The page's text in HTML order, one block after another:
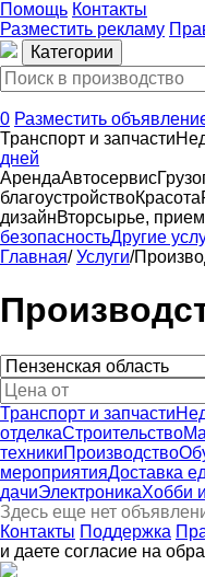
Помощь Контакты
Разместить рекламу
Категории
0 Разместить
Транспорт и запчасти
дней
АрендаАвтосервиc
благоустройствоКрасота
дизайнВторсырье,
безопасностьДругие
Главная/ Услуги/
Транспорт и запчасти
отделкаСтроительство
техникиПроизводство
мероприятияДоставка
дачиЭлектроникаХобби
Здесь еще нет
Контакты Поддержка
и даете согласие на